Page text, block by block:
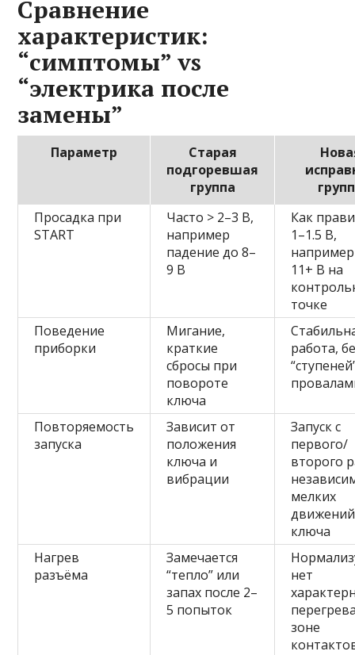
Сравнение
характеристик:
“симптомы” vs
“электрика после
замены”
Параметр
Старая
подгоревшая
группа
Просадка при
START
Часто > 2–3 В,
например
падение до 8–
9 В
Как
1–1.5 В,
11+ В на
точке
Поведение
приборки
Мигание,
краткие
сбросы при
повороте
ключа
работа,
Повторяемость
запуска
Зависит от
положения
ключа и
вибрации
Запуск с
первого/
второго
мелких
движений
ключа
Нагрев
разъёма
Замечается
“тепло” или
запах после 2–
5 попыток
нет
зоне